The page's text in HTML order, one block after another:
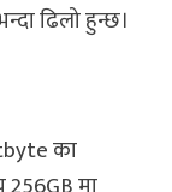
ढिलो हुन्छ।
का